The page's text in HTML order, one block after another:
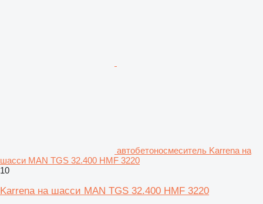
автобетоносмеситель Karrena на
шасси MAN TGS 32.400 HMF 3220
10
Karrena на шасси MAN TGS 32.400 HMF 3220